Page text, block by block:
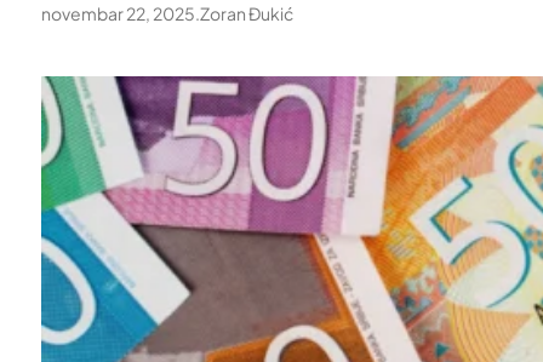
novembar 22, 2025.Zoran Đukić